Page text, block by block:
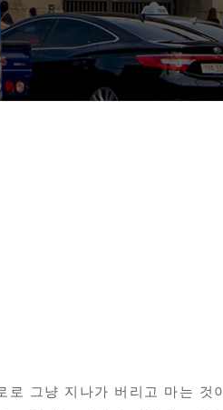
그냥 지나가 버리고 마는 것